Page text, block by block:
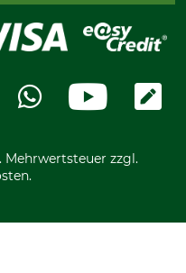
Mehrwertsteuer zzgl.